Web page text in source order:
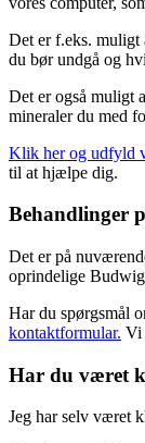
Det er f.eks. muligt
du bør undgå og
Det er også muligt
mineraler du med
Klik her og udfyld
til at hjælpe dig.
Behandlinger
Det er på
oprindelige
Har du spørgsmål
kontaktformular. Vi
Har du været
Jeg har selv været